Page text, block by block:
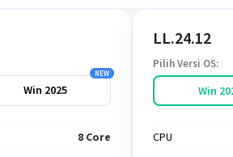
Win 2025
NEW
8 Core
LL.24.12
Pilih Versi OS:
Win
CPU